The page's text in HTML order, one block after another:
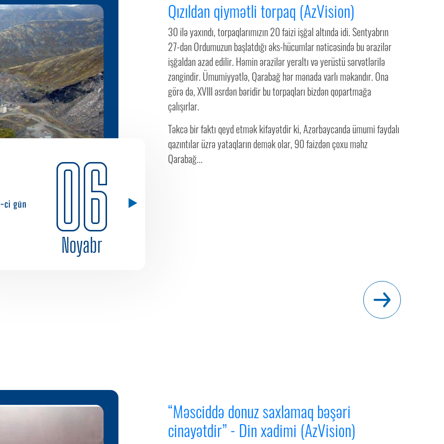
ci gün 06
Noyabr
Qızıldan qiymətli torpaq (AzVision)
30 ilə yaxındı, torpaqlarımızın 20 faizi işğal altında idi. Sentyabrın
27-dən Ordumuzun başlatdığı əks-hücumlar nəticəsində bu ərazilər
işğaldan azad edilir. Həmin ərazilər yeraltı və yerüstü sərvətlərilə
zəngindir. Ümumiyyətlə, Qarabağ hər mənada varlı məkandır. Ona
görə də, XVIII əsrdən bəridir bu torpaqları bizdən qopartmağa
çalışırlar.
Təkcə bir faktı qeyd etmək kifayətdir ki, Azərbaycanda ümumi faydalı
qazıntılar üzrə yataqların demək olar, 90 faizdən çoxu məhz
Qarabağ...
“Məsciddə donuz saxlamaq bəşəri
cinayətdir” - Din xadimi (AzVision)